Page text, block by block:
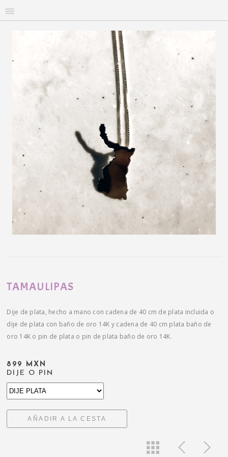
TAMAULIPAS
Dije de plata, hecho a mano con cadena de 40 cm de plata incluida o
dije de plata con baño de oro 14K y cadena de 40 cm plata baño de
oro 14K o pin de plata o pin de plata baño de oro 14K.
899 MXN
DIJE O PIN
AÑADIR A LA CESTA